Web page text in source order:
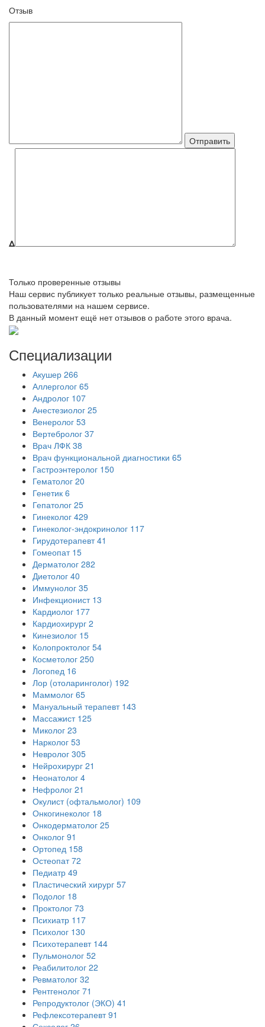
Отзыв
Δ
Только проверенные отзывы
Наш сервис публикует только реальные отзывы, размещенные
пользователями на нашем сервисе.
В данный момент ещё нет отзывов о работе этого врача.
Специализации
Акушер 266
Аллерголог 65
Андролог 107
Анестезиолог 25
Венеролог 53
Вертебролог 37
Врач ЛФК 38
Врач функциональной диагностики 65
Гастроэнтеролог 150
Гематолог 20
Генетик 6
Гепатолог 25
Гинеколог 429
Гинеколог-эндокринолог 117
Гирудотерапевт 41
Гомеопат 15
Дерматолог 282
Диетолог 40
Иммунолог 35
Инфекционист 13
Кардиолог 177
Кардиохирург 2
Кинезиолог 15
Колопроктолог 54
Косметолог 250
Логопед 16
Лор (отоларинголог) 192
Маммолог 65
Мануальный терапевт 143
Массажист 125
Миколог 23
Нарколог 53
Невролог 305
Нейрохирург 21
Неонатолог 4
Нефролог 21
Окулист (офтальмолог) 109
Онкогинеколог 18
Онкодерматолог 25
Онколог 91
Ортопед 158
Остеопат 72
Педиатр 49
Пластический хирург 57
Подолог 18
Проктолог 73
Психиатр 117
Психолог 130
Психотерапевт 144
Пульмонолог 52
Реабилитолог 22
Ревматолог 32
Рентгенолог 71
Репродуктолог (ЭКО) 41
Рефлексотерапевт 91